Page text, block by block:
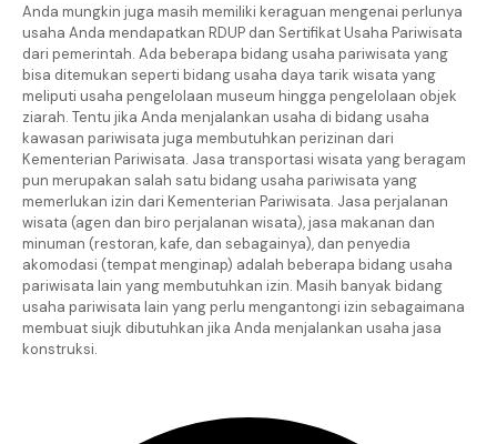
Anda mungkin juga masih memiliki keraguan mengenai perlunya
usaha Anda mendapatkan RDUP dan Sertifikat Usaha Pariwisata
dari pemerintah. Ada beberapa bidang usaha pariwisata yang
bisa ditemukan seperti bidang usaha daya tarik wisata yang
meliputi usaha pengelolaan museum hingga pengelolaan objek
ziarah. Tentu jika Anda menjalankan usaha di bidang usaha
kawasan pariwisata juga membutuhkan perizinan dari
Kementerian Pariwisata. Jasa transportasi wisata yang beragam
pun merupakan salah satu bidang usaha pariwisata yang
memerlukan izin dari Kementerian Pariwisata. Jasa perjalanan
wisata (agen dan biro perjalanan wisata), jasa makanan dan
minuman (restoran, kafe, dan sebagainya), dan penyedia
akomodasi (tempat menginap) adalah beberapa bidang usaha
pariwisata lain yang membutuhkan izin. Masih banyak bidang
usaha pariwisata lain yang perlu mengantongi izin sebagaimana
membuat siujk dibutuhkan jika Anda menjalankan usaha jasa
konstruksi.